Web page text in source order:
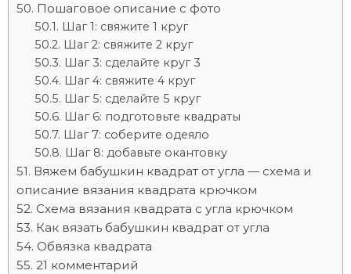
Пошаговое описание с фото
Шаг 1: свяжите 1 круг
Шаг 2: свяжите 2 круг
Шаг 3: сделайте круг 3
Шаг 4: свяжите 4 круг
Шаг 5: сделайте 5 круг
Шаг 6: подготовьте квадраты
Шаг 7: соберите одеяло
Шаг 8: добавьте окантовку
Вяжем бабушкин квадрат от угла — схема и
описание вязания квадрата крючком
Схема вязания квадрата с угла крючком
Как вязать бабушкин квадрат от угла
Обвязка квадрата
21 комментарий